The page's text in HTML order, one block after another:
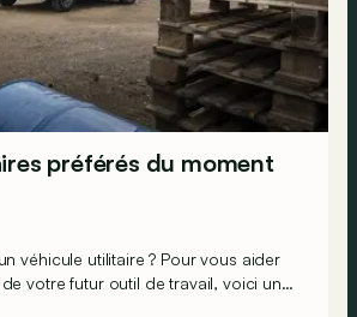
préférés du moment
véhicule utilitaire ? Pour vous aider
votre futur outil de travail, voici une